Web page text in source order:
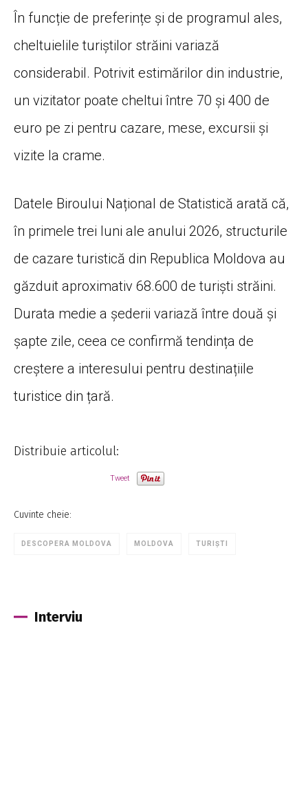
În funcție de preferințe și de programul ales,
cheltuielile turiștilor străini variază
considerabil. Potrivit estimărilor din industrie,
un vizitator poate cheltui între 70 și 400 de
euro pe zi pentru cazare, mese, excursii și
vizite la crame.
Datele Biroului Național de Statistică arată că,
în primele trei luni ale anului 2026, structurile
de cazare turistică din Republica Moldova au
găzduit aproximativ 68.600 de turiști străini.
Durata medie a șederii variază între două și
șapte zile, ceea ce confirmă tendința de
creștere a interesului pentru destinațiile
turistice din țară.
Distribuie articolul:
Tweet
Cuvinte cheie:
DESCOPERA MOLDOVA MOLDOVA TURIȘTI
Interviu